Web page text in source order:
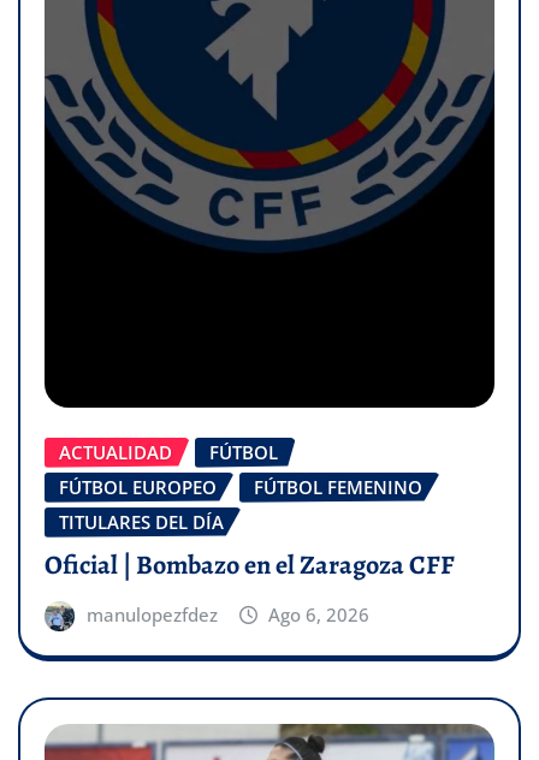
ACTUALIDAD
FÚTBOL
FÚTBOL EUROPEO
FÚTBOL FEMENINO
TITULARES DEL DÍA
Oficial | Bombazo en el Zaragoza CFF
manulopezfdez Ago 6, 2026